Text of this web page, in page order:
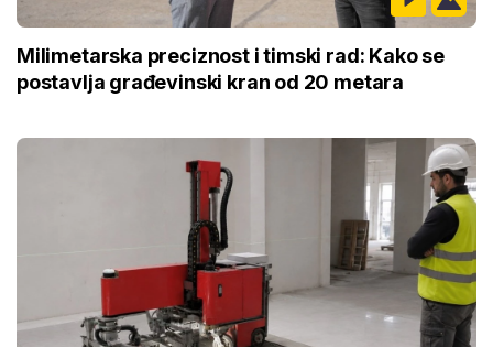
Milimetarska preciznost i timski rad: Kako se
postavlja građevinski kran od 20 metara